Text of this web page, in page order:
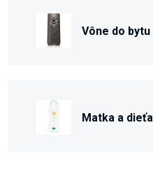
Vône do bytu
Matka a dieťa